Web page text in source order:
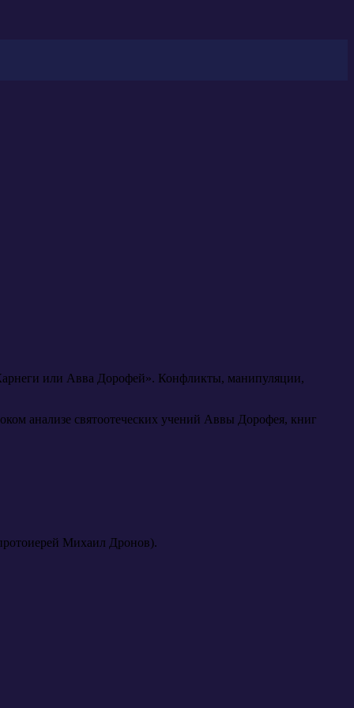
или Авва Дорофей». Конфликты, манипуляции,
анализе святоотеческих учений Аввы Дорофея, книг
Михаил Дронов).